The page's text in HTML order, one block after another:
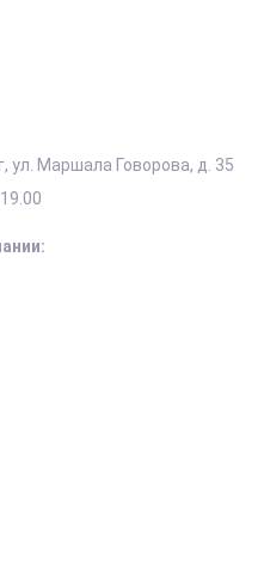
, ул. Маршала Говорова, д. 35